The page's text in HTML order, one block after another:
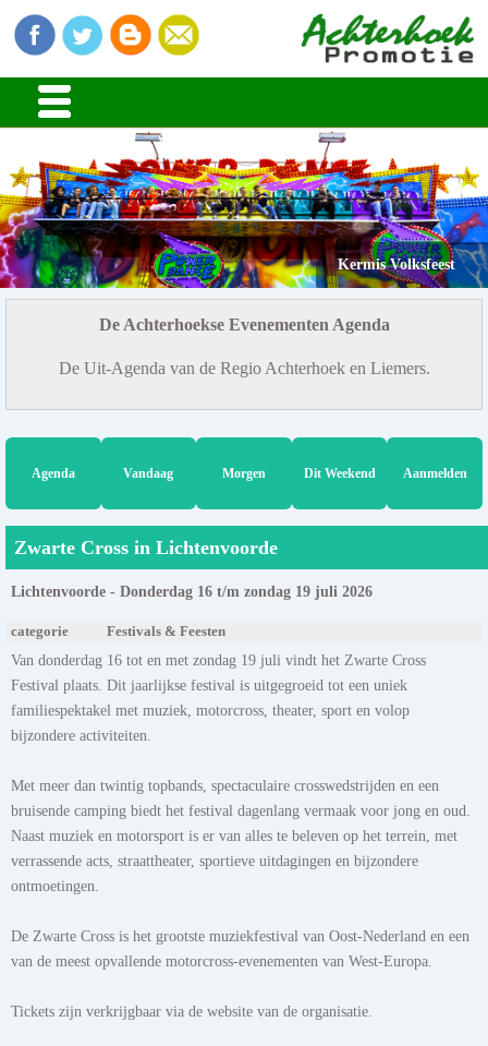
Kermis Volksfeest
De Achterhoekse Evenementen Agenda
De Uit-Agenda van de Regio Achterhoek en Liemers.
Agenda Vandaag Morgen Dit Weekend Aanmelden
Zwarte Cross in Lichtenvoorde
Lichtenvoorde - Donderdag 16 t/m zondag 19 juli 2026
categorie Festivals & Feesten
Van donderdag 16 tot en met zondag 19 juli vindt het Zwarte Cross
Festival plaats. Dit jaarlijkse festival is uitgegroeid tot een uniek
familiespektakel met muziek, motorcross, theater, sport en volop
bijzondere activiteiten.
Met meer dan twintig topbands, spectaculaire crosswedstrijden en een
bruisende camping biedt het festival dagenlang vermaak voor jong en oud.
Naast muziek en motorsport is er van alles te beleven op het terrein, met
verrassende acts, straattheater, sportieve uitdagingen en bijzondere
ontmoetingen.
De Zwarte Cross is het grootste muziekfestival van Oost-Nederland en een
van de meest opvallende motorcross-evenementen van West-Europa.
Tickets zijn verkrijgbaar via de website van de organisatie.